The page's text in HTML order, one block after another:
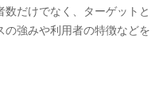
だけでなく、ターゲットと
強みや利用者の特徴などを